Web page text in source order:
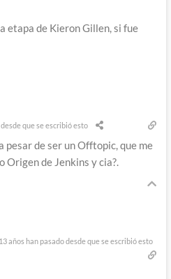
etapa de Kieron Gillen, si fue
que se escribió esto
pesar de ser un Offtopic, que me
Origen de Jenkins y cia?.
13 años han pasado desde que se escribió esto